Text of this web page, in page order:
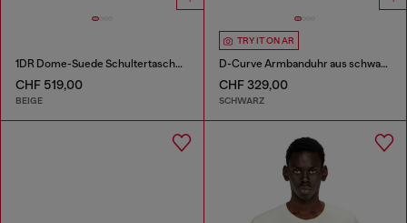
1DR Dome-Suede Schultertasche mit Oval D Logo
CHF 519,00
BEIGE
TRY IT ON AR
D-Curve Armbanduhr aus schwarzem Edelstahl
CHF 329,00
SCHWARZ